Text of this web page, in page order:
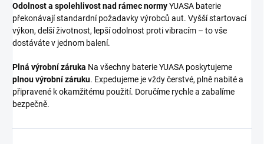
Odolnost a spolehlivost nad rámec normyYUASA baterie
překonávají standardní požadavky výrobců aut. Vyšší startovací
výkon, delší životnost, lepší odolnost proti vibracím – to vše
dostáváte v jednom balení.
Plná výrobní záruka Na všechny baterie YUASA poskytujeme
plnou výrobní záruku. Expedujeme je vždy čerstvé, plně nabité a
připravené k okamžitému použití. Doručíme rychle a zabalíme
bezpečně.